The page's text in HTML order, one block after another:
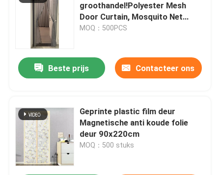
groothandel!Polyester Mesh
Door Curtain, Mosquito Net
100x210cm Magnetisch Screen
MOQ：500PCS
Beste prijs Contacteer ons
Geprinte plastic film deur
Magnetische anti koude folie
deur 90x220cm
MOQ：500 stuks